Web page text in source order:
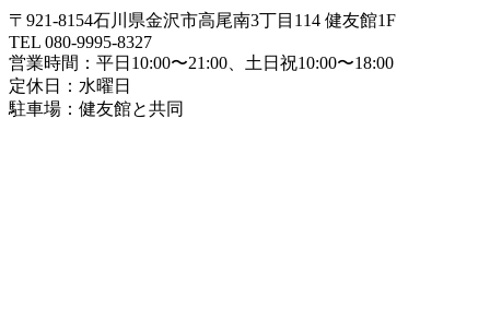
〒921-8154石川県金沢市高尾南3丁目114 健友館1F
TEL 080-9995-8327
営業時間：平日10:00〜21:00、土日祝10:00〜18:00
定休日：水曜日
駐車場：健友館と共同